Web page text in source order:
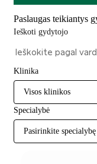
Paslaugas teikiantys
Ieškoti gydytojo
Klinika
Visos klinikos
Specialybė
Pasirinkite specialybę